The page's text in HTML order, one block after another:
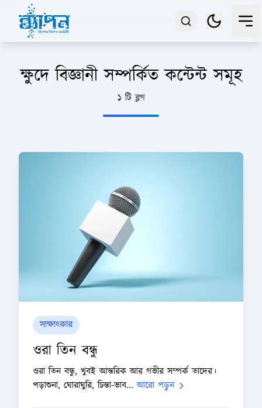
ক্ষুদে বিজ্ঞানী সম্পর্কিত কন্টেন্ট সমূহ
১ টি ব্লগ
সাক্ষাৎকার
ওরা তিন বন্ধু
ওরা তিন বন্ধু, খুবই আন্তরিক আর গভীর সম্পর্ক তাদের।
পড়াশুনা, ঘোরাঘুরি, চিন্তা-ভাব...আরো পড়ুন